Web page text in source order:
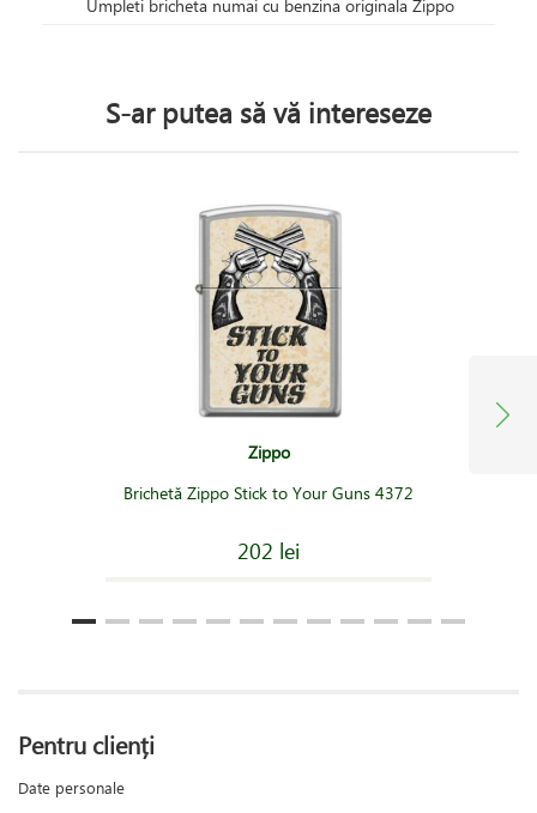
Umpleti bricheta numai cu benzina originala Zippo
S-ar putea să vă intereseze
Zippo
Brichetă Zippo Stick to Your Guns 4372
202 lei
Pentru clienți
Date personale